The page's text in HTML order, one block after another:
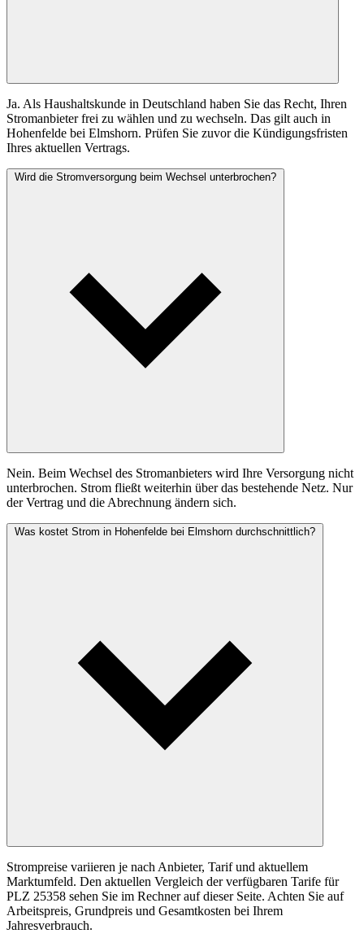
Ja. Als Haushaltskunde in Deutschland haben Sie das Recht, Ihren
Stromanbieter frei zu wählen und zu wechseln. Das gilt auch in
Hohenfelde bei Elmshorn. Prüfen Sie zuvor die Kündigungsfristen
Ihres aktuellen Vertrags.
Wird die Stromversorgung beim Wechsel unterbrochen?
Nein. Beim Wechsel des Stromanbieters wird Ihre Versorgung nicht
unterbrochen. Strom fließt weiterhin über das bestehende Netz. Nur
der Vertrag und die Abrechnung ändern sich.
Was kostet Strom in Hohenfelde bei Elmshorn durchschnittlich?
Strompreise variieren je nach Anbieter, Tarif und aktuellem
Marktumfeld. Den aktuellen Vergleich der verfügbaren Tarife für
PLZ 25358 sehen Sie im Rechner auf dieser Seite. Achten Sie auf
Arbeitspreis, Grundpreis und Gesamtkosten bei Ihrem
Jahresverbrauch.